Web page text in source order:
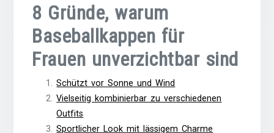
8 Gründe, warum
Baseballkappen für
Frauen unverzichtbar sind
Schützt vor Sonne und Wind
Vielseitig kombinierbar zu verschiedenen
Outfits
Sportlicher Look mit lässigem Charme